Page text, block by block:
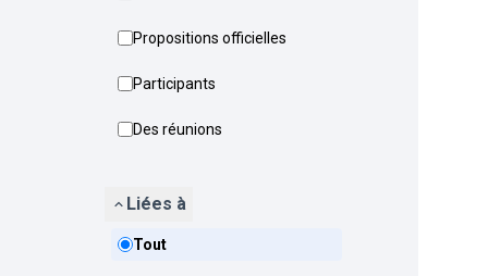
Propositions officielles
Participants
Des réunions
Liées à
Tout